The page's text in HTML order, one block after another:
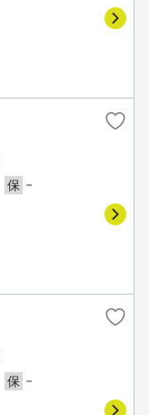
保 －
保 －